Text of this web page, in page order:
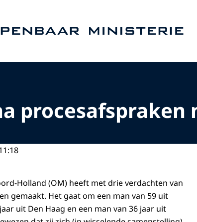
Holland (OM) heeft met drie verdachten van
gemaakt. Het gaat om een man van 59 uit
uit Den Haag en een man van 36 jaar uit